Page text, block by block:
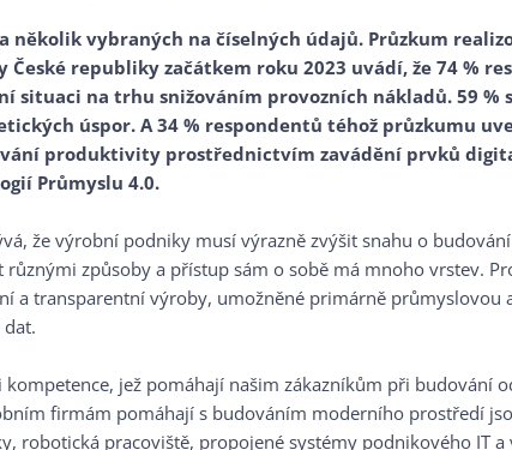
několik vybraných na číselných údajů. Průzkum
České republiky začátkem roku 2023 uvádí, že 74 %
situaci na trhu snižováním provozních nákladů. 59 %
úspor. A 34 % respondentů téhož průzkumu
produktivity prostřednictvím zavádění prvků
Průmyslu 4.0.
že výrobní podniky musí výrazně zvýšit snahu o
způsoby a přístup sám o sobě má mnoho vrstev.
a transparentní výroby, umožněné primárně průmyslovou
jež pomáhají našim zákazníkům při budování
firmám pomáhají s budováním moderního prostředí
robotická pracoviště, propojené systémy podnikového IT a